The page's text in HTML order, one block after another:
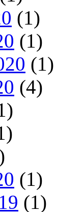
(1)
(1)
(1)
(4)
(1)
(1)